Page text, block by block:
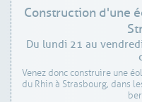
Construction d'une
Du lundi 21 au
Venez donc construire une
du Rhin à Strasbourg, dans